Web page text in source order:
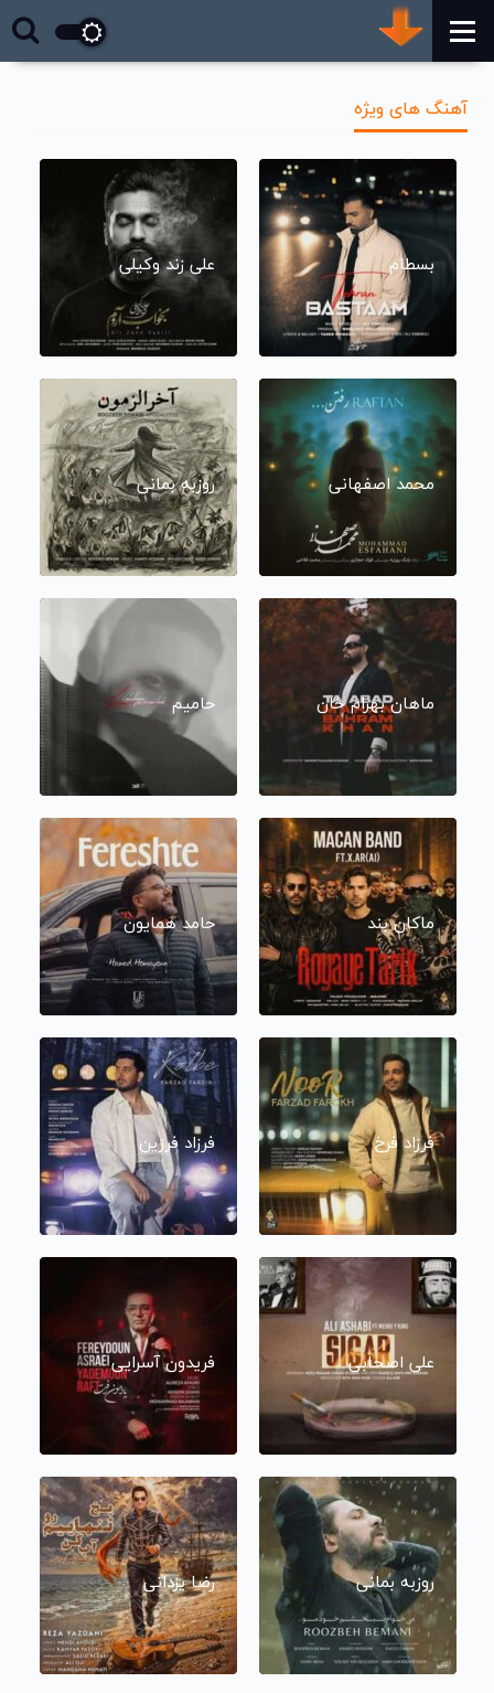
آهنگ های ویژه
بسطام علی زند وکیلی
محمد اصفهانی روزبه بمانی
ماهان بهرام خان حامیم
ماکان بند حامد همایون
فرزاد فرخ فرزاد فرزین
علی اصحابی فریدون آسرایی
روزبه بمانی رضا یزدانی